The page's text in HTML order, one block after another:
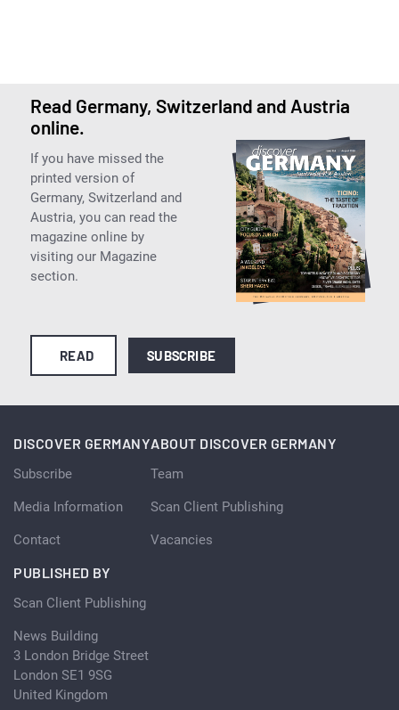
Read Germany, Switzerland and Austria
online.
If you have missed the
printed version of
Germany, Switzerland and
Austria, you can read the
magazine online by
visiting our Magazine
section.
READ SUBSCRIBE
DISCOVER GERMANY
Subscribe
Media Information
Contact
ABOUT DISCOVER GERMANY
Team
Scan Client Publishing
Vacancies
PUBLISHED BY
Scan Client Publishing
News Building
3 London Bridge Street
London SE1 9SG
United Kingdom